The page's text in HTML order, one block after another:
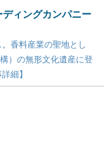
ィングカンパニー
香料産業の聖地とし
）の無形文化遺産に登
細】